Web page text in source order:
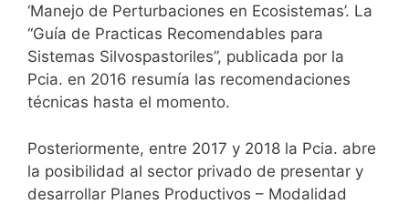
‘Manejo de Perturbaciones en Ecosistemas’. La
“Guía de Practicas Recomendables para
Sistemas Silvospastoriles”, publicada por la
Pcia. en 2016 resumía las recomendaciones
técnicas hasta el momento.
Posteriormente, entre 2017 y 2018 la Pcia. abre
la posibilidad al sector privado de presentar y
desarrollar Planes Productivos – Modalidad